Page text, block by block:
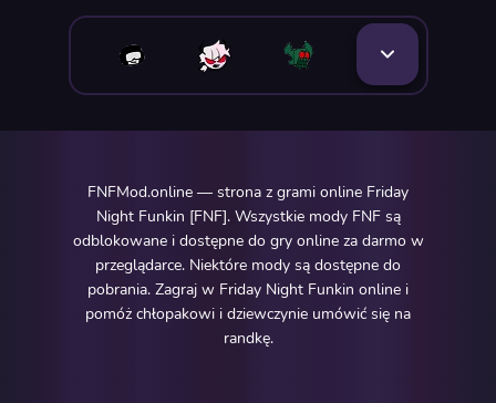
FNFMod.online — strona z grami online Friday
Night Funkin [FNF]. Wszystkie mody FNF są
odblokowane i dostępne do gry online za darmo w
przeglądarce. Niektóre mody są dostępne do
pobrania. Zagraj w Friday Night Funkin online i
pomóż chłopakowi i dziewczynie umówić się na
randkę.